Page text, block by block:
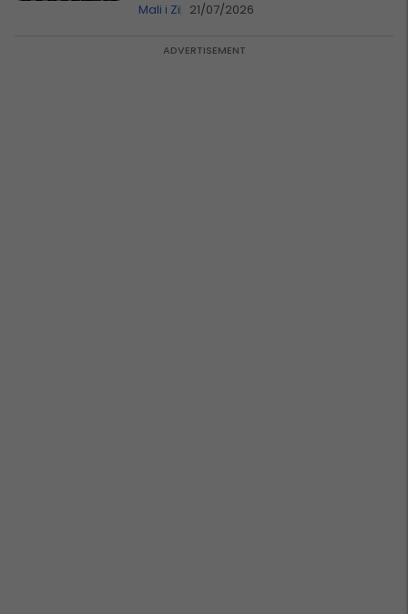
Mali i Zi 21/07/2026